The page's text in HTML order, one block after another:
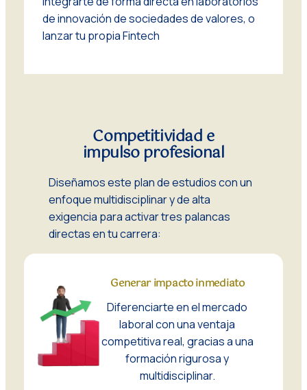
de innovación de sociedades de valores, o
lanzar tu propiaFintech
Competitividad e
impulso profesional
Diseñamos este plan de estudios con un
enfoque multidisciplinar y de alta
exigencia para activar tres palancas
directas en tu carrera:
Generar impacto inmediato
Diferenciarte en el mercado
laboral con una ventaja
competitiva real, gracias a una
formación rigurosa y
multidisciplinar.